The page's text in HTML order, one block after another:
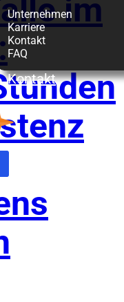
Unternehmen
Karriere
Kontakt
FAQ
Kontakt
im